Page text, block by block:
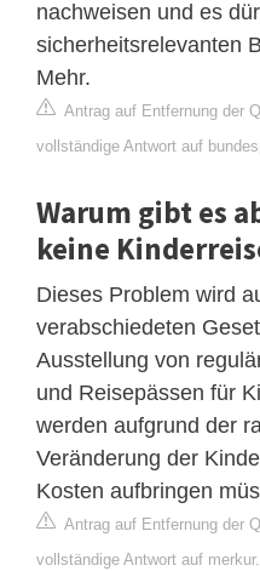
nachweisen und es
sicherheitsrelevanten
Mehr.
Antrag auf Entfernung der
vollständige Antwort auf
Warum gibt es
keine
Dieses Problem wird
verabschiedeten
Ausstellung von
und Reisepässen für
werden aufgrund der
Veränderung der
Kosten aufbringen
Antrag auf Entfernung der
vollständige Antwort auf